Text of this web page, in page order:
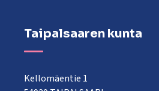
Taipalsaaren kunta
Kellomäentie 1